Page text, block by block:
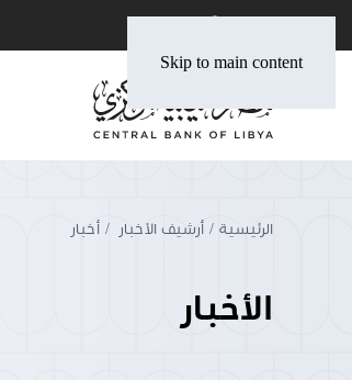
Skip to main content
الرئيسية أرشيف الأخبار أخبار
الأخبار